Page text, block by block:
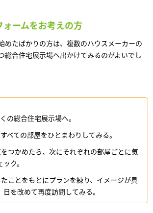
べるデジタルラウンジです。
・戸建て
期安定経営を目指すオーナー様まで、賃貸経営
幅広くお届けします。
活用・賃貸経営
らリフォームをご検討の方
収納の工夫など、理想の住まいを叶えるリフォ
アを豊富にご用意しています。
さま・リフォーム工事ご契約者さまとミサワホ
ォームをお考えの方
めたばかりの方は、複数のハウスメーカーの
総合住宅展示場へ出かけてみるのがよいでし
の総合住宅展示場へ。
べての部屋をひとまわりしてみる。
つかめたら、次にそれぞれの部屋ごとに気
ク。
ことをもとにプランを練り、イメージが具
を改めて再度訪問してみる。